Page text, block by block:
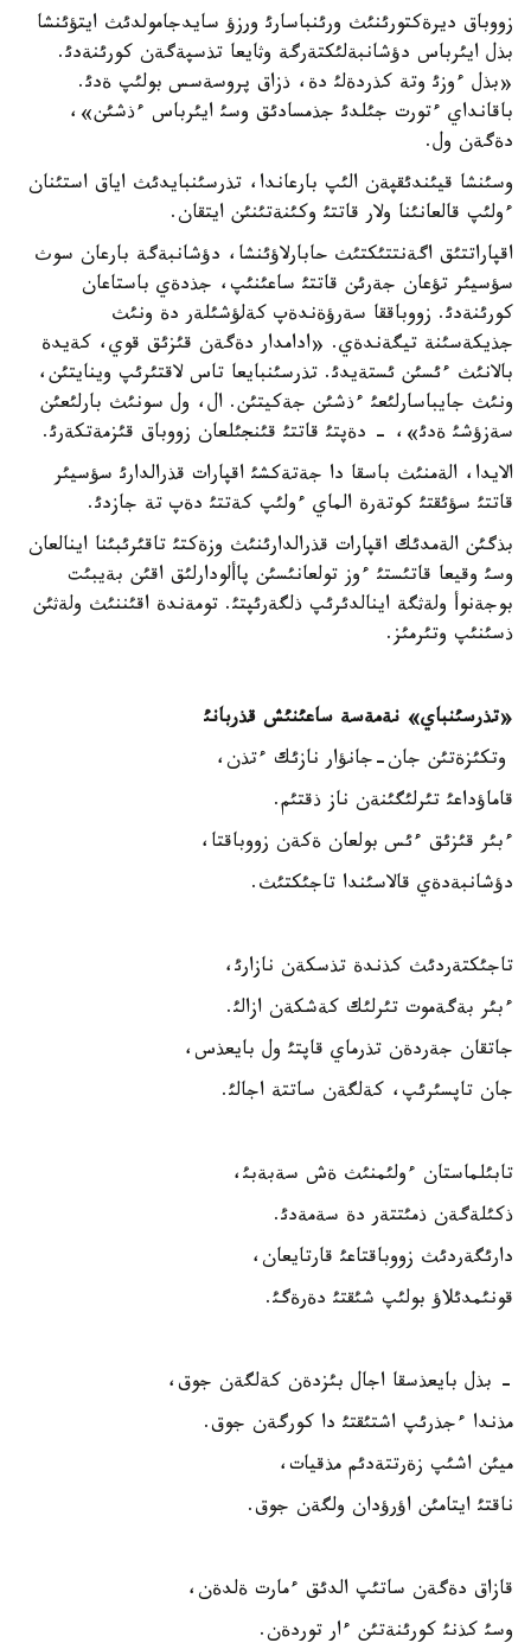
زووباق ديرةكتورئنئث ورئنباسارئ ورزؤ سايدجامولدئث ايتؤئنشا
بذل ايئرباس دؤشانبةلئكتةرگة وثايعا تذسپةگةن كورئنةدئ.
«بذل ءوزئ وتة كذردةلئ دة، ذزاق پروسةسس بولئپ ةدئ.
باقانداي ءتورت جئلدئ جذمسادئق وسئ ايئرباس ءذشئن»،
دةگةن ول.
وسئنشا قيئندئقپةن الئپ بارعاندا، تذرسئنبايدئث اياق استئنان
ءولئپ قالعانئنا ولار قاتتئ وكئنةتئنئن ايتقان.
اقپاراتتئق اگةنتتئكتئث حابارلاؤئنشا، دؤشانبةگة بارعان سوث
سؤسيئر تؤعان جةرئن قاتتئ ساعئنئپ، جذدةي باستاعان
كورئنةدئ. زووباققا سةرؤةندةپ كةلؤشئلةر دة ونئث
جذيكةسئنة تيگةندةي. «ادامدار دةگةن قئزئق قوي، كةيدة
بالانئث ءئسئن ئستةيدئ. تذرسئنبايعا تاس لاقتئرئپ وينايتئن،
ونئث جايباسارلئعئ ءذشئن جةكيتئن. ال، ول سونئث بارلئعئن
سةزؤشئ ةدئ»، - دةپتئ قاتتئ قئنجئلعان زووباق قئزمةتكةرئ.
الايدا، الةمنئث باسقا دا جةتةكشئ اقپارات قذرالدارئ سؤسيئر
قاتتئ سؤئقتئ كوتةرة الماي ءولئپ كةتتئ دةپ تة جازدئ.
بذگئن الةمدئك اقپارات قذرالدارئنئث وزةكتئ تاقئرئبئنا اينالعان
وسئ وقيعا قاتئستئ ءوز تولعانئسئن پاألودارلئق اقئن بةيبئت
بوجةنوأ ولةثگة اينالدئرئپ ذلگةرئپتئ. تومةندة اقئننئث ولةثئن
ذسئنئپ وتئرمئز.
«تذرسئنباي» نةمةسة ساعئنئش قذربانئ
وتكئزةتئن جان-جانؤار نازئك ءتذن،
قاماؤداعئ تئرلئگئنةن ناز ذقتئم.
ءبئر قئزئق ءئس بولعان ةكةن زووباقتا،
دؤشانبةدةي قالاسئندا تاجئكتئث.
تاجئكتةردئث كذندة تذسكةن نازارئ،
ءبئر بةگةموت تئرلئك كةشكةن ازالئ.
جاتقان جةردةن تذرماي قاپتئ ول بايعذس،
جان تاپسئرئپ، كةلگةن ساتتة اجالئ.
تابئلماستان ءولئمنئث ةش سةبةبئ،
ذكئلةگةن ذمئتتةر دة سةمةدئ.
دارئگةردئث زووباقتاعئ قارتايعان،
قونئمدئلاؤ بولئپ شئقتئ دةرةگئ.
- بذل بايعذسقا اجال بئزدةن كةلگةن جوق،
مذندا ءجذرئپ اشتئقتئ دا كورگةن جوق.
ميئن اشئپ زةرتتةدئم مذقيات،
ناقتئ ايتامئن اؤرؤدان ولگةن جوق.
قازاق دةگةن ساتئپ الدئق ءمارت ةلدةن،
وسئ كذنئ كورئنةتئن ءار توردةن.